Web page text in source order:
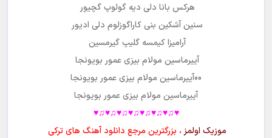
هرکس بانا دلی دیه گولوپ گچیور
سنین آشکین بنی کاراگوزلوم دلی ادیور
آرامیزا کیمسه گلیپ گیرمسین
آییرماسین مولام بیزی عمور بویونجا
00آییرماسین مولام بیزی عمور بویونجا
آییرماسین مولام بیزی عمور بویونجا
♥♫♥♫♥♫♥♫♥♫♥♫♥♫♥
موزیک اولمز ، بزرگترین مرجع دانلود آهنگ های ترکی